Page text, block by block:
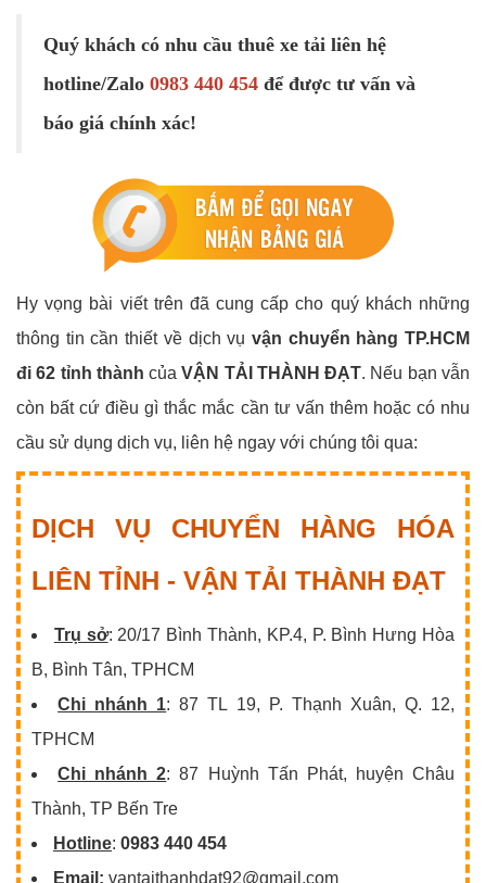
Quý khách có nhu cầu thuê xe tải liên hệ
hotline/Zalo 0983 440 454 để được tư vấn và
báo giá chính xác!
Hy vọng bài viết trên đã cung cấp cho quý khách những
thông tin cần thiết về dịch vụ vận chuyển hàng TP.HCM
đi 62 tỉnh thành củaVẬN TẢI THÀNH ĐẠT. Nếu bạn vẫn
còn bất cứ điều gì thắc mắc cần tư vấn thêm hoặc có nhu
cầu sử dụng dịch vụ, liên hệ ngay với chúng tôi qua:
DỊCH VỤ CHUYỂN HÀNG HÓA
LIÊN TỈNH - VẬN TẢI THÀNH ĐẠT
Trụ sở: 20/17 Bình Thành, KP.4, P. Bình Hưng Hòa
B, Bình Tân, TPHCM
Chi nhánh 1: 87 TL 19, P. Thạnh Xuân, Q. 12,
TPHCM
Chi nhánh 2: 87 Huỳnh Tấn Phát, huyện Châu
Thành, TP Bến Tre
Hotline: 0983 440 454
Email: vantaithanhdat92@gmail.com